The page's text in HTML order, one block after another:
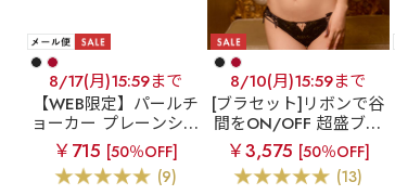
8/17(月)15:59まで
【WEB限定】パールチ
ョーカー プレーンショ
ーツ
￥715 [50％OFF]
(9)
8/10(月)15:59まで
[ブラセット]リボンで谷
間をON/OFF 超盛ブラ
【WEB限定】パール
チョーカー 超盛ブラ(R)
ブラジャー&ショーツ
￥3,575 [50％OFF]
(13)